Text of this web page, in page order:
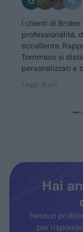
I clienti di
professionalità,
eccellente.
Tommaso si
personalizzati e
un’esperienza
Automobili è
Leggi di più
Hai
Nessun
per